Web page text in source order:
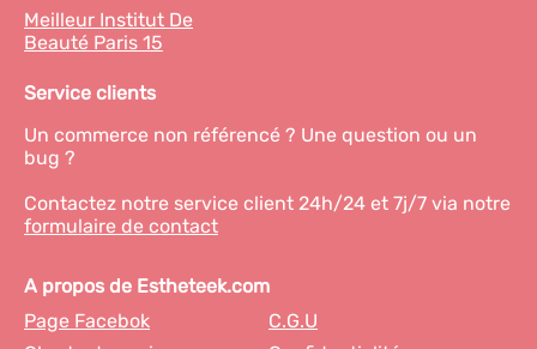
Meilleur Institut De
Beauté Paris 15
Service clients
Un commerce non référencé ? Une question ou un
bug ?
Contactez notre service client 24h/24 et 7j/7 via notre
formulaire de contact
A propos de Estheteek.com
Page Facebok
C.G.U